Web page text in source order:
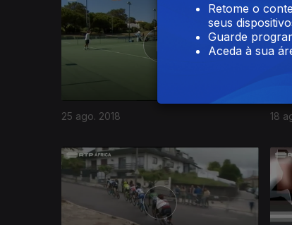
25 ago. 2018 18
355546
Retome o
seus
Guarde
Aceda à sua